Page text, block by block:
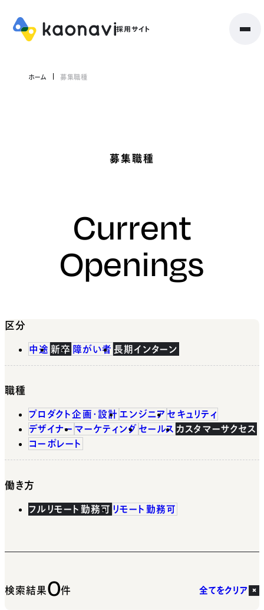
ホーム 募集職種
募集職種
Current
Openings
区分
中途 新卒 障がい者 長期インターン
職種
プロダクト企画・設計 エンジニア セキュリティ
デザイナー マーケティング セールス カスタマーサクセス
コーポレート
働き方
フルリモート勤務可 リモート勤務可
検索結果0件 全てをクリア